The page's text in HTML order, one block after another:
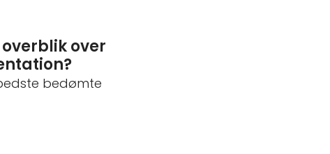
over
bedømte